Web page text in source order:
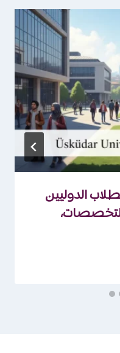
الدوليين
التخصصات،